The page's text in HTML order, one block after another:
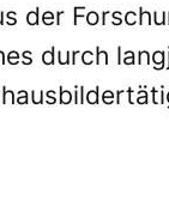
der
durch